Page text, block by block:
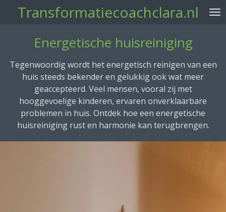
Transformatiecoachclara.nl
Energetische huisreiniging
Tegenwoordig wordt het energetisch reinigen van een
huis steeds bekender en gelukkig ook wat meer
geaccepteerd. Veel mensen, vooral zij met
hooggevoelige kinderen, ervaren onverklaarbare
problemen in huis. Ontdek hoe een energetische
huisreiniging rust en harmonie kan terugbrengen.